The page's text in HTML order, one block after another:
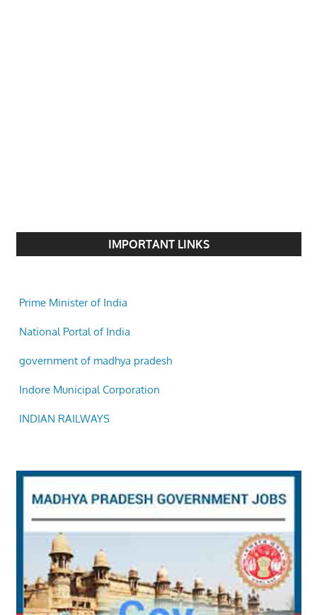
IMPORTANT LINKS
National Portal of India
government of madhya pradesh
Indore Municipal Corporation
INDIAN RAILWAYS